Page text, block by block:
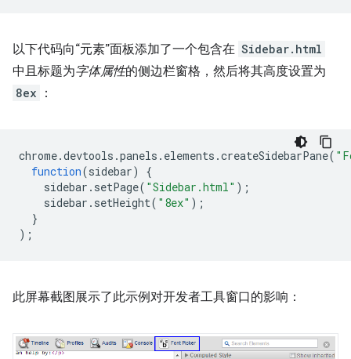
以下代码向“元素”面板添加了一个包含在 Sidebar.html
中且标题为字体属性的侧边栏窗格，然后将其高度设置为
8ex ：
chrome.devtools .panels . elements .createSidebarPane(
function(sidebar)
{
sidebar . setPage( "Sidebar.html" );
sidebar . setHeight( "8ex" );
}
);
此屏幕截图展示了此示例对开发者工具窗口的影响：